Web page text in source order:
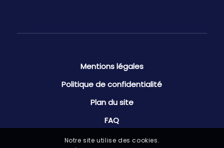
Mentions légales
Politique de confidentialité
Plan du site
FAQ
Notre site utilise des cookies.